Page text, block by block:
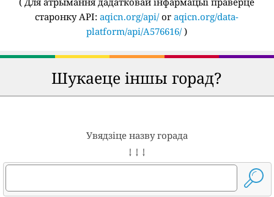
старонку API: aqicn.org/api/oraqicn.org/data-
platform/api/A576616/)
Шукаеце іншы горад?
Увядзіце назву горада
↓ ↓ ↓